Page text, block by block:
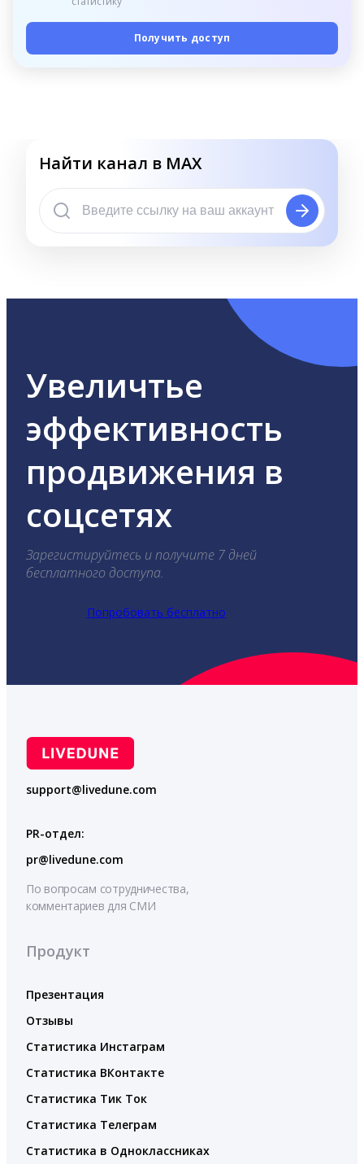
Получить доступ
Найти канал в MAX
Увеличтье
эффективность
продвижения в
соцсетях
Зарегистируйтесь и получите 7 дней
бесплатного доступа.
Попробовать бесплатно
support@livedune.com
PR-отдел:
pr@livedune.com
По вопросам сотрудничества,
комментариев для СМИ
Продукт
Презентация
Отзывы
Статистика Инстаграм
Статистика ВКонтакте
Статистика Тик Ток
Статистика Телеграм
Статистика в Одноклассниках